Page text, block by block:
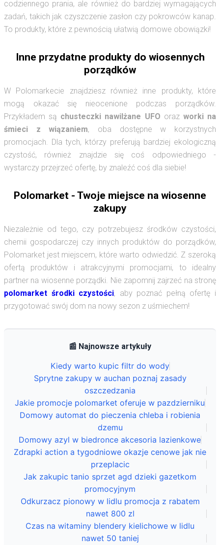
codziennego prania, ale również do bardziej wymagających
zadań, takich jak czyszczenie zasłon czy pokrowców kanap.
To produkty, które z pewnością ułatwią domowe obowiązki!
Inne przydatne produkty do wiosennych
porządków
W Polomarkecie znajdziesz również inne produkty, które
mogą okazać się nieocenione podczas porządków.
Przykładem są chusteczki nawilżane UFO oraz worki na
śmieci z wiązaniem, oba dostępne w korzystnych
promocjach. Dla tych, którzy preferują bardziej ekologiczną
czystość, również znajdzie się coś odpowiedniego -
wystarczy przejrzeć ofertę, by znaleźć coś dla siebie!
Polomarket - Twoje miejsce na wiosenne
zakupy
Niezależnie od tego, czy potrzebujesz środków czystości,
chemii gospodarczej czy innych produktów do porządków,
Polomarket jest miejscem, które warto odwiedzić. Z szeroką
ofertą produktów i atrakcyjnymi promocjami, to idealny
partner na wiosenne porządki. Nie zapomnij zajrzeć na stronę
polomarket środki czystości, aby poznać pełną ofertę i
przygotować swój dom na nowy sezon z uśmiechem!
📰 Najnowsze artykuły
Kiedy warto kupic filtr do wody
Sprytne zakupy w auchan poznaj zasady
oszczedzania
Jakie promocje polomarket oferuje w pazdzierniku
Domowy automat do pieczenia chleba i robienia
dzemu
Domowy azyl w biedronce akcesoria lazienkowe
Zdrapki action a tygodniowe okazje cenowe jak nie
przeplacic
Jak zakupic tanio sprzet agd dzieki gazetkom
promocyjnym
Odkurzacz pionowy w lidlu promocja z rabatem
nawet 800 zl
Czas na witaminy blendery kielichowe w lidlu
nawet 50 taniej